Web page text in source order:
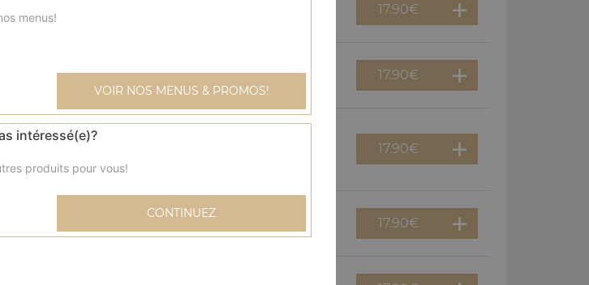
fromage, viande hachée, boursin, oignons
17.90€
fromage, reblochon, chèvre, parmesan
17.90€
texane
17.90€
fromage, blanc de poulet, oignons, merguez, olives
17.90€
menus!
VOIR NOS MENUS & PROMOS!
intéressé(e)?
produits pour vous!
CONTINUEZ